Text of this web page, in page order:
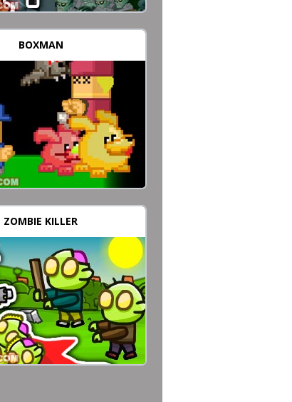
BOXMAN
ZOMBIE KILLER